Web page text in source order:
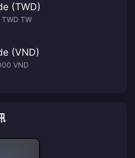
(TWD)
TW
(VND)
VND